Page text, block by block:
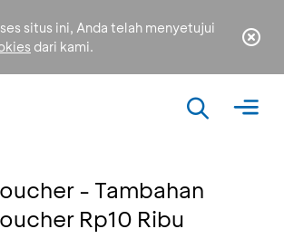
situs ini, Anda telah menyetujui
dari kami.
- Tambahan
Rp10 Ribu